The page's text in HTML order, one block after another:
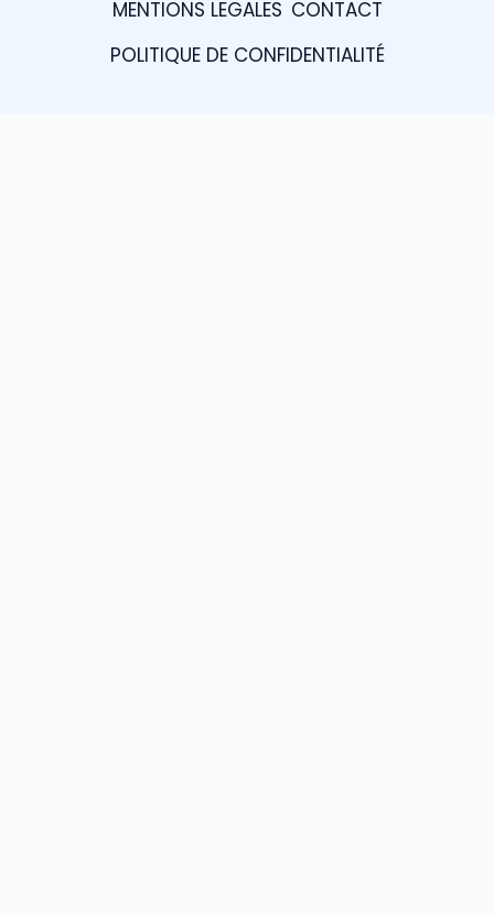
MENTIONS LEGALES CONTACT
POLITIQUE DE CONFIDENTIALITÉ